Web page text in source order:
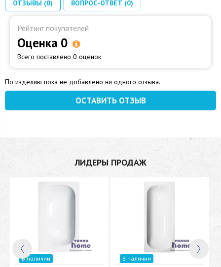
ОТЗЫВЫ (0) ВОПРОС-ОТВЕТ (0)
Рейтинг покупателей
Оценка 0
Всего поставлено 0 оценок
По изделию пока не добавлено ни одного отзыва.
ОСТАВИТЬ ОТЗЫВ
ЛИДЕРЫ ПРОДАЖ
В наличии В наличии